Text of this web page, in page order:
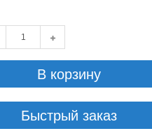
В корзину
Быстрый заказ